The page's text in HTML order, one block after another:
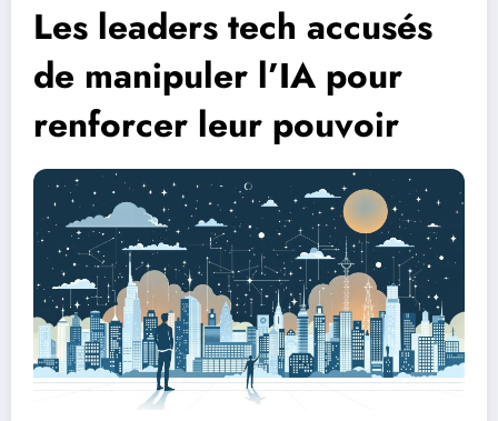
Les leaders tech accusés
de manipuler l’IA pour
renforcer leur pouvoir